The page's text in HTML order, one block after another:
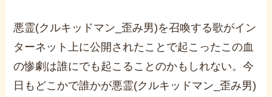
悪霊(クルキッドマン _歪み男)を召喚する歌がイン
ターネット上に公開されたことで起こったこの血
の惨劇は誰にでも起こることのかもしれない。今
日もどこかで誰かが悪霊(クルキッドマン _歪み男)